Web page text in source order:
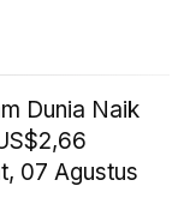
Dunia Naik
07 Agustus